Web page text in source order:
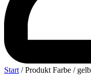
Start / Produkt Farbe / gelb